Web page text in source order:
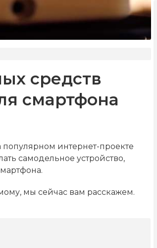
средств
смартфона
популярном интернет-проекте
самодельное устройство,
мы сейчас вам расскажем.